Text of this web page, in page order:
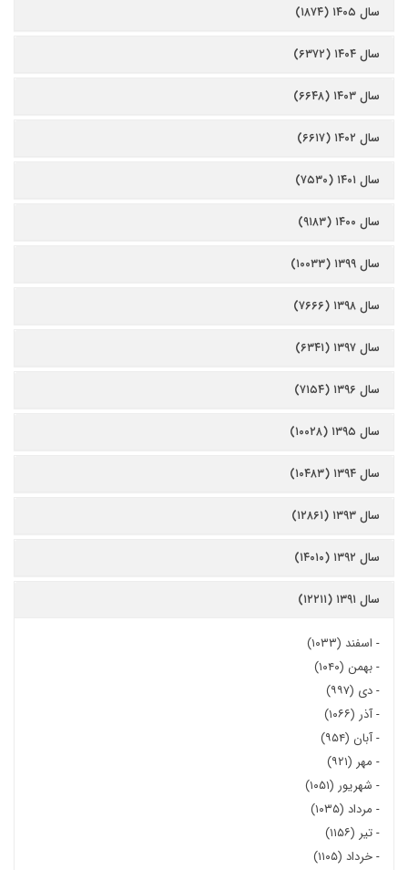
سال ۱۴۰۵ (۱۸۷۴)
سال ۱۴۰۴ (۶۳۷۲)
سال ۱۴۰۳ (۶۶۴۸)
سال ۱۴۰۲ (۶۶۱۷)
سال ۱۴۰۱ (۷۵۳۰)
سال ۱۴۰۰ (۹۱۸۳)
سال ۱۳۹۹ (۱۰۰۳۳)
سال ۱۳۹۸ (۷۶۶۶)
سال ۱۳۹۷ (۶۳۴۱)
سال ۱۳۹۶ (۷۱۵۴)
سال ۱۳۹۵ (۱۰۰۲۸)
سال ۱۳۹۴ (۱۰۴۸۳)
سال ۱۳۹۳ (۱۲۸۶۱)
سال ۱۳۹۲ (۱۴۰۱۰)
سال ۱۳۹۱ (۱۲۲۱۱)
- اسفند (۱۰۳۳)
-بهمن (۱۰۴۰)
-دی (۹۹۷)
-آذر (۱۰۶۶)
-آبان (۹۵۴)
- مهر (۹۲۱)
- شهریور (۱۰۵۱)
- مرداد (۱۰۳۵)
-تیر (۱۱۵۶)
-خرداد (۱۱۰۵)